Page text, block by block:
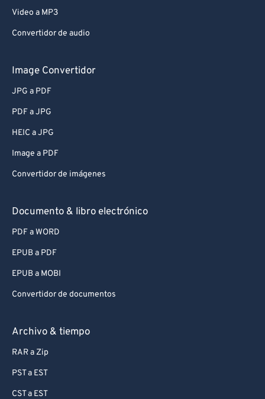
Video a MP3
Convertidor de audio
Image Convertidor
JPG a PDF
PDF a JPG
HEIC a JPG
Image a PDF
Convertidor de imágenes
Documento & libro electrónico
PDF a WORD
EPUB a PDF
EPUB a MOBI
Convertidor de documentos
Archivo & tiempo
RAR a Zip
PST a EST
CST a EST